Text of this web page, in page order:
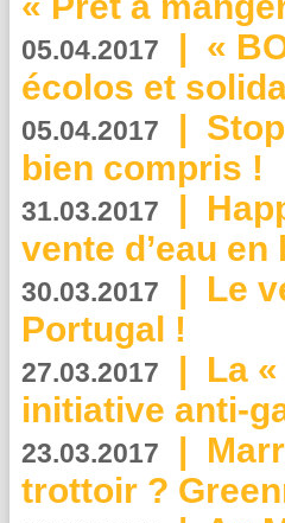
05.04.2017 | «
écolos et
05.04.2017 |
bien compris !
31.03.2017 |
vente d’eau
30.03.2017 | Le
Portugal !
27.03.2017 | La
initiative anti-
23.03.2017 |
trottoir ?